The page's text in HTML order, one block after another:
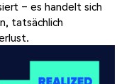
– es handelt sich
tatsächlich